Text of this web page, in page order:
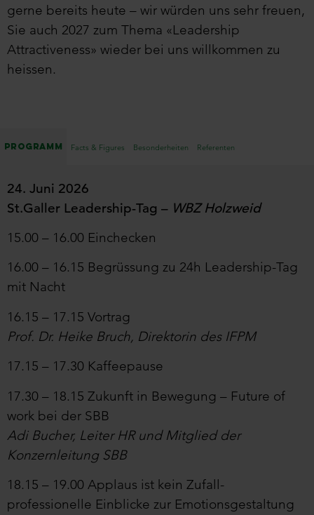
gerne bereits heute – wir würden uns sehr freuen,
Sie auch 2027 zum Thema «Leadership
Attractiveness» wieder bei uns willkommen zu
heissen.
Programm Facts & Figures Besonderheiten Referenten
24. Juni 2026
St.Galler Leadership-Tag – WBZ Holzweid
15.00 – 16.00 Einchecken
16.00 – 16.15 Begrüssung zu 24h Leadership-Tag
mit Nacht
16.15 – 17.15 Vortrag
Prof. Dr. Heike Bruch, Direktorin des IFPM
17.15 – 17.30 Kaffeepause
17.30 – 18.15 Zukunft in Bewegung – Future of
work bei der SBB
Adi Bucher, Leiter HR und Mitglied der
Konzernleitung SBB
18.15 – 19.00 Applaus ist kein Zufall-
professionelle Einblicke zur Emotionsgestaltung